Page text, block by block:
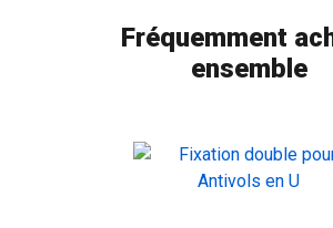
Fréquemment
ensemble